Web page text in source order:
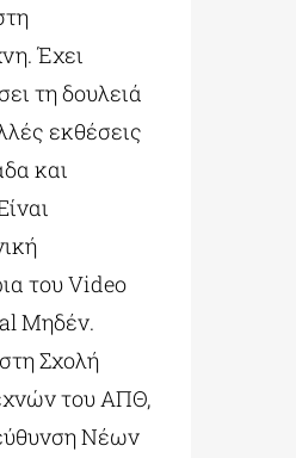
Έχει
τη δουλειά
εκθέσεις
και
του Video
Μηδέν.
Σχολή
του ΑΠΘ,
Νέων